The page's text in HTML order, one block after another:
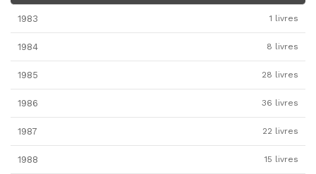
1983 1 livres
1984 8 livres
1985 28 livres
1986 36 livres
1987 22 livres
1988 15 livres